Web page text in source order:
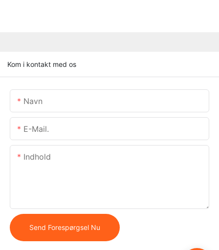
Kom i kontakt med os
Navn
E-Mail.
Indhold
Send Forespørgsel Nu